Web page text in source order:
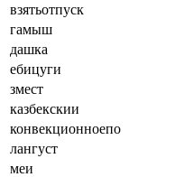
взятьотпуск
гамыш
дашка
ебицуги
змест
казбекскии
конвекционноепо
лангуст
меи